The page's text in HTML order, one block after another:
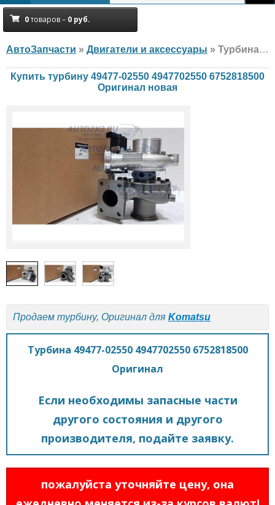
0товаров – 0 руб.
АвтоЗапчасти » Двигатели и аксессуары » Турбина Оригинал 49477-02550 4947702550 6752818500 Komatsu, новая
Купить турбину 49477-02550 4947702550 6752818500
Оригинал новая
Продаем турбину, Оригинал для Komatsu
Турбина 49477-02550 4947702550 6752818500
Оригинал
Если необходимы запасные части
другого состояния и другого
производителя, подайте заявку.
пожалуйста уточняйте цену, она